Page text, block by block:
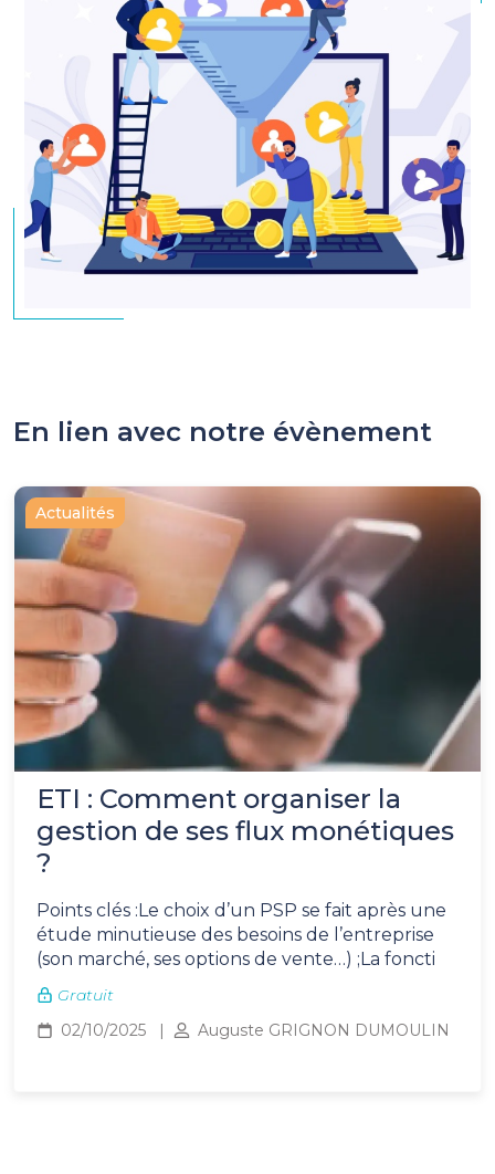
En lien avec notre évènement
Actualités
ETI : Comment organiser la
gestion de ses flux monétiques
?
Points clés :Le choix d’un PSP se fait après une
étude minutieuse des besoins de l’entreprise
(son marché, ses options de vente…) ;La foncti
Gratuit
02/10/2025
Auguste GRIGNON DUMOULIN